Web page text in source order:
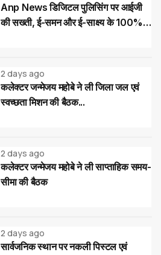
Anp News डिजिटल पुलिसिंग पर आईजी
की सख्ती, ई-समन और ई-साक्ष्य के 100%
2 days ago
कलेक्टर जन्मेजय महोबे ने ली जिला जल एवं
स्वच्छता मिशन की बैठक...
2 days ago
कलेक्टर जन्मेजय महोबे ने ली साप्ताहिक समय-
सीमा की बैठक
2 days ago
सार्वजनिक स्थान पर नकली पिस्टल एवं